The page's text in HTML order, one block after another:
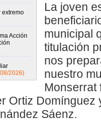
extremo
Acción
2026)
La joven
municipal
titulación
nos
nuestro
Monserrat
Ortiz Domínguez
Sáenz.